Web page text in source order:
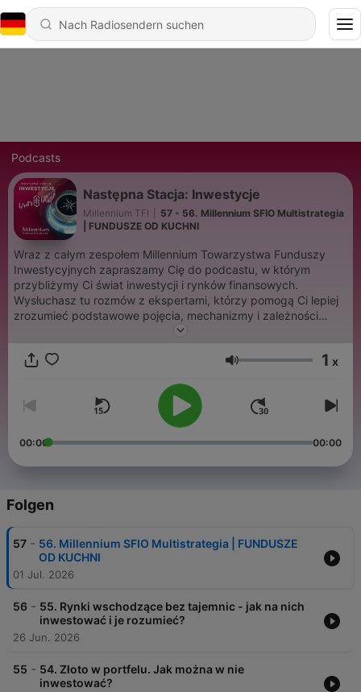
Podcasts
Następna Stacja: Inwestycje
Millennium TFI
57 - 56. Millennium SFIO Multistrategia
| FUNDUSZE OD KUCHNI
Wraz z całym zespołem Millennium Towarzystwa Funduszy
Inwestycyjnych zapraszamy Cię do podcastu, w którym
przybliżymy Ci świat inwestycji i rynków finansowych.
Wysłuchasz tu rozmów z ekspertami, którzy pomogą Ci lepiej
zrozumieć podstawowe pojęcia, mechanizmy i zależności
związane z szeroko pojętym inwestowaniem na rynku
Nie stanowią usługi doradztwa inwestycyjnego, prawnego czy
swoje pierwsze kroki – zapraszamy do wspólnej podróży!
Lautstärke 1 x
00:00 00:00
Folgen
57 - 56. Millennium SFIO Multistrategia | FUNDUSZE
OD KUCHNI
01 Jul. 2026
56 - 55. Rynki wschodzące bez tajemnic - jak na nich
inwestować i je rozumieć?
26 Jun. 2026
55 - 54. Złoto w portfelu. Jak można w nie
inwestować?